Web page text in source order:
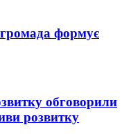
громада формує
обговорили
розвитку